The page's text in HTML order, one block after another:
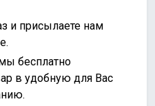
и присылаете нам
бесплатно
в удобную для Вас